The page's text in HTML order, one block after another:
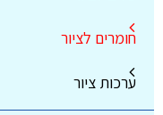
חומרים לציור
ערכות ציור